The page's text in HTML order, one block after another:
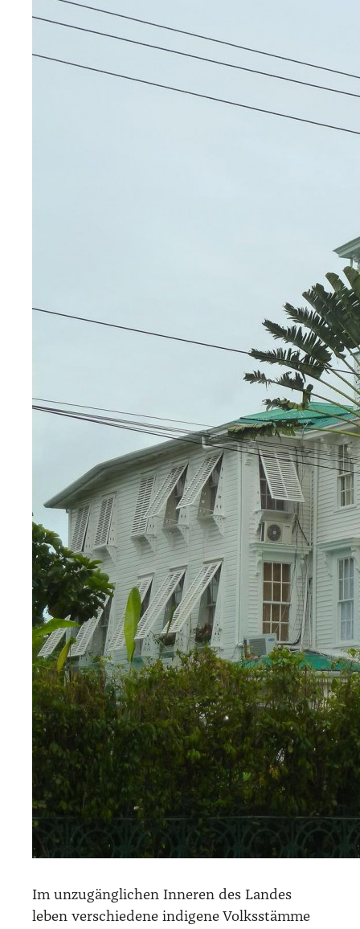
Im unzu­gäng­li­chen Inne­ren des Lan­des
leben ver­schie­de­ne indi­ge­ne Volks­stäm­me